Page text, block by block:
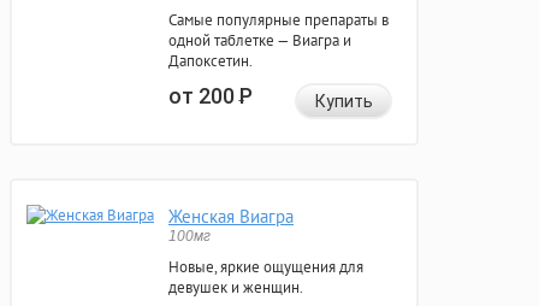
Самые популярные препараты в
одной таблетке — Виагра и
Дапоксетин.
от 200Р Купить
Женская Виагра
100мг
Новые, яркие ощущения для
девушек и женщин.